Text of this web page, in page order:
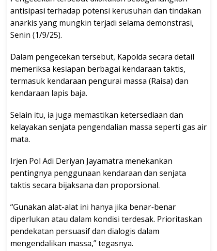
antisipasi terhadap potensi kerusuhan dan tindakan
anarkis yang mungkin terjadi selama demonstrasi,
Senin (1/9/25).
Dalam pengecekan tersebut, Kapolda secara detail
memeriksa kesiapan berbagai kendaraan taktis,
termasuk kendaraan pengurai massa (Raisa) dan
kendaraan lapis baja.
Selain itu, ia juga memastikan ketersediaan dan
kelayakan senjata pengendalian massa seperti gas air
mata.
Irjen Pol Adi Deriyan Jayamatra menekankan
pentingnya penggunaan kendaraan dan senjata
taktis secara bijaksana dan proporsional.
“Gunakan alat-alat ini hanya jika benar-benar
diperlukan atau dalam kondisi terdesak. Prioritaskan
pendekatan persuasif dan dialogis dalam
mengendalikan massa,” tegasnya.